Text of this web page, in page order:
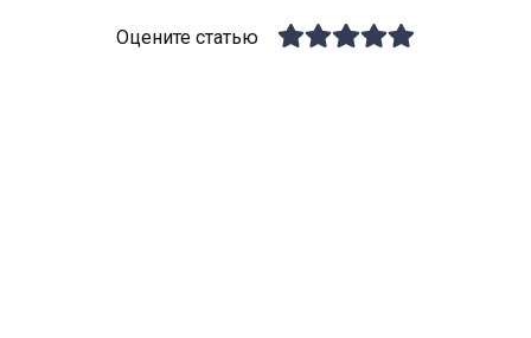
Оцените статью